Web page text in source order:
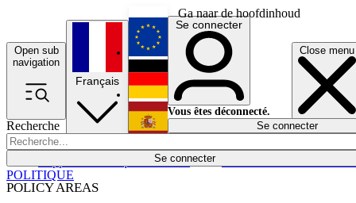
Ga naar de hoofdinhoud
Open sub
navigation
Close menu
Recherche
Se connecter
POLICY AREAS
Économie
Français
English
Deutsch
Español
Se connecter
Vous êtes déconnecté.
Se connecter
POLITIQUE